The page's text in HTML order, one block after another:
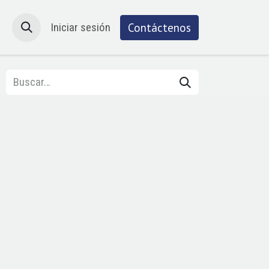
Atención al cliente Cita
Iniciar sesión Contáctenos